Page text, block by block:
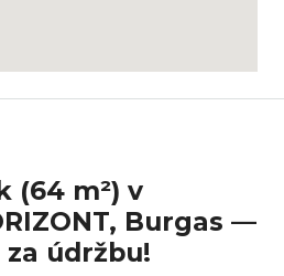
(64 m²) v
Burgas —
údržbu!